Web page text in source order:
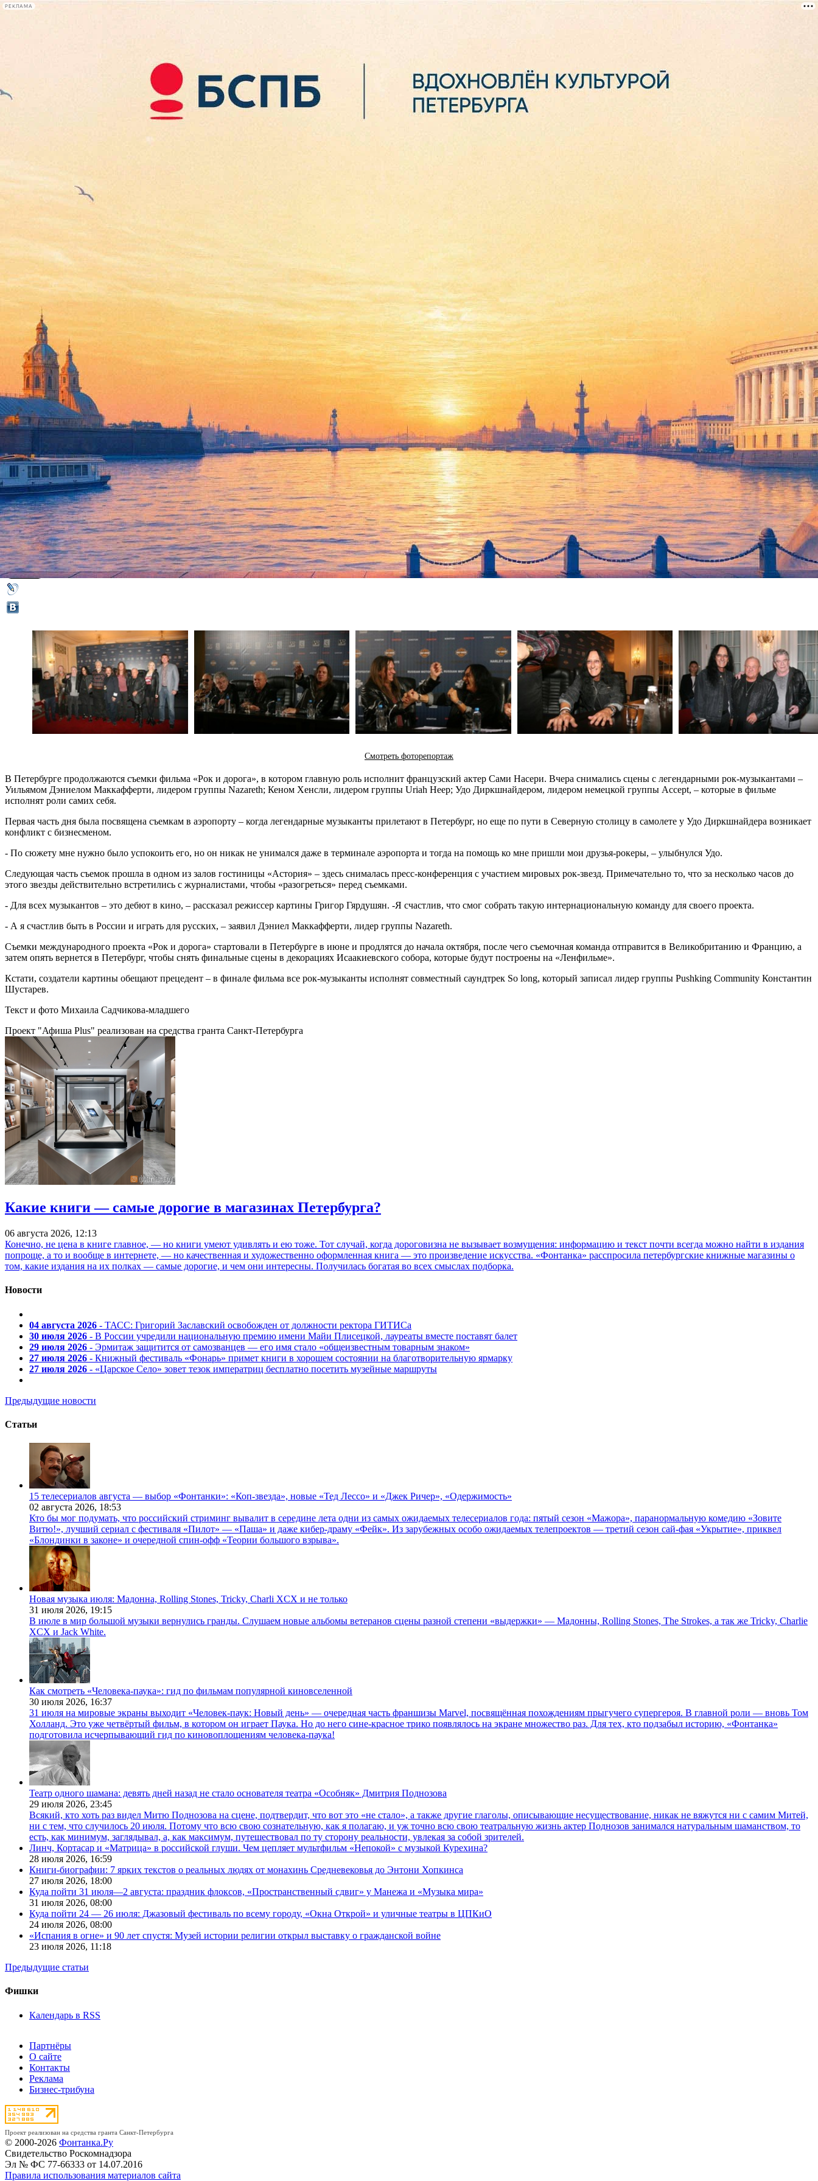
РЕКЛАМА
лекции
книги
Дэниел Маккафферти, Кен Хенсли, Удо Диркшнайдер приняли участие в съемках фильма
«Рок и дорога» в Петербурге
22 сентября 2015,12:38 Версия для печати
Смотреть фоторепортаж
В Петербурге продолжаются съемки фильма «Рок и дорога», в котором главную роль исполнит французский актер Сами Насери. Вчера снимались сцены с легендарными рок-музыкантами –
Уильямом Дэниелом Маккафферти, лидером группы Nazareth; Кеном Хенсли, лидером группы Uriah Heep; Удо Диркшнайдером, лидером немецкой группы Accept, – которые в фильме
исполнят роли самих себя.
Первая часть дня была посвящена съемкам в аэропорту – когда легендарные музыканты прилетают в Петербург, но еще по пути в Северную столицу в самолете у Удо Диркшнайдера возникает
конфликт с бизнесменом.
- По сюжету мне нужно было успокоить его, но он никак не унимался даже в терминале аэропорта и тогда на помощь ко мне пришли мои друзья-рокеры, – улыбнулся Удо.
Следующая часть съемок прошла в одном из залов гостиницы «Астория» – здесь снималась пресс-конференция с участием мировых рок-звезд. Примечательно то, что за несколько часов до
этого звезды действительно встретились с журналистами, чтобы «разогреться» перед съемками.
- Для всех музыкантов – это дебют в кино, – рассказал режиссер картины Григор Гярдушян. -Я счастлив, что смог собрать такую интернациональную команду для своего проекта.
- А я счастлив быть в России и играть для русских, – заявил Дэниел Маккафферти, лидер группы Nazareth.
Съемки международного проекта «Рок и дорога» стартовали в Петербурге в июне и продлятся до начала октября, после чего съемочная команда отправится в Великобританию и Францию, а
затем опять вернется в Петербург, чтобы снять финальные сцены в декорациях Исаакиевского собора, которые будут построены на «Ленфильме».
Кстати, создатели картины обещают прецедент – в финале фильма все рок-музыканты исполнят совместный саундтрек So long, который записал лидер группы Pushking Community Константин
Шустарев.
Текст и фото Михаила Садчикова-младшего
Проект "Афиша Plus" реализован на средства гранта Санкт-Петербурга
Какие книги — самые дорогие в магазинах Петербурга?
06 августа 2026, 12:13
Конечно, не цена в книге главное, — но книги умеют удивлять и ею тоже. Тот случай, когда дороговизна не вызывает возмущения: информацию и текст почти всегда можно найти в издания
попроще, а то и вообще в интернете, — но качественная и художественно оформленная книга — это произведение искусства. «Фонтанка» расспросила петербургские книжные магазины о
том, какие издания на их полках — самые дорогие, и чем они интересны. Получилась богатая во всех смыслах подборка.
Новости
04 августа 2026 - ТАСС: Григорий Заславский освобожден от должности ректора ГИТИСа
30 июля 2026 - В России учредили национальную премию имени Майи Плисецкой, лауреаты вместе поставят балет
29 июля 2026 - Эрмитаж защитится от самозванцев — его имя стало «общеизвестным товарным знаком»
27 июля 2026 - Книжный фестиваль «Фонарь» примет книги в хорошем состоянии на благотворительную ярмарку
27 июля 2026 - «Царское Село» зовет тезок императриц бесплатно посетить музейные маршруты
Предыдущие новости
Статьи
15 телесериалов августа — выбор «Фонтанки»: «Коп-звезда», новые «Тед Лессо» и «Джек Ричер», «Одержимость»
02 августа 2026, 18:53
Кто бы мог подумать, что российский стриминг вывалит в середине лета одни из самых ожидаемых телесериалов года: пятый сезон «Мажора», паранормальную комедию «Зовите
Витю!», лучший сериал с фестиваля «Пилот» — «Паша» и даже кибер-драму «Фейк». Из зарубежных особо ожидаемых телепроектов — третий сезон сай-фая «Укрытие», приквел
«Блондинки в законе» и очередной спин-офф «Теории большого взрыва».
Новая музыка июля: Мадонна, Rolling Stones, Tricky, Charli XCX и не только
31 июля 2026, 19:15
В июле в мир большой музыки вернулись гранды. Слушаем новые альбомы ветеранов сцены разной степени «выдержки» — Мадонны, Rolling Stones, The Strokes, а так же Tricky, Charlie
XCX и Jack White.
Как смотреть «Человека-паука»: гид по фильмам популярной киновселенной
30 июля 2026, 16:37
31 июля на мировые экраны выходит «Человек-паук: Новый день» — очередная часть франшизы Marvel, посвящённая похождениям прыгучего супергероя. В главной роли — вновь Том
Холланд. Это уже четвёртый фильм, в котором он играет Паука. Но до него сине-красное трико появлялось на экране множество раз. Для тех, кто подзабыл историю, «Фонтанка»
подготовила исчерпывающий гид по киновоплощениям человека-паука!
Театр одного шамана: девять дней назад не стало основателя театра «Особняк» Дмитрия Поднозова
29 июля 2026, 23:45
Всякий, кто хоть раз видел Митю Поднозова на сцене, подтвердит, что вот это «не стало», а также другие глаголы, описывающие несуществование, никак не вяжутся ни с самим Митей,
ни с тем, что случилось 20 июля. Потому что всю свою сознательную, как я полагаю, и уж точно всю свою театральную жизнь актер Поднозов занимался натуральным шаманством, то
есть, как минимум, заглядывал, а, как максимум, путешествовал по ту сторону реальности, увлекая за собой зрителей.
Линч, Кортасар и «Матрица» в российской глуши. Чем цепляет мультфильм «Непокой» с музыкой Курехина?
28 июля 2026, 16:59
Книги-биографии: 7 ярких текстов о реальных людях от монахинь Средневековья до Энтони Хопкинса
27 июля 2026, 18:00
Куда пойти 31 июля—2 августа: праздник флоксов, «Пространственный сдвиг» у Манежа и «Музыка мира»
31 июля 2026, 08:00
Куда пойти 24 — 26 июля: Джазовый фестиваль по всему городу, «Окна Открой» и уличные театры в ЦПКиО
24 июля 2026, 08:00
«Испания в огне» и 90 лет спустя: Музей истории религии открыл выставку о гражданской войне
23 июля 2026, 11:18
Предыдущие статьи
Фишки
Календарь в RSS
Партнёры
О сайте
Контакты
Реклама
Бизнес-трибуна
Проект реализован на средства гранта Санкт-Петербурга
© 2000-2026 Фонтанка.Ру
Свидетельство Роскомнадзора
Эл № ФС 77-66333 от 14.07.2016
Правила использования материалов сайта